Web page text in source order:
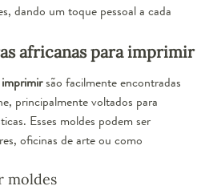
dando um toque pessoal a cada
africanas para imprimir
são facilmente encontradas
principalmente voltados para
Esses moldes podem ser
oficinas de arte ou como
moldes